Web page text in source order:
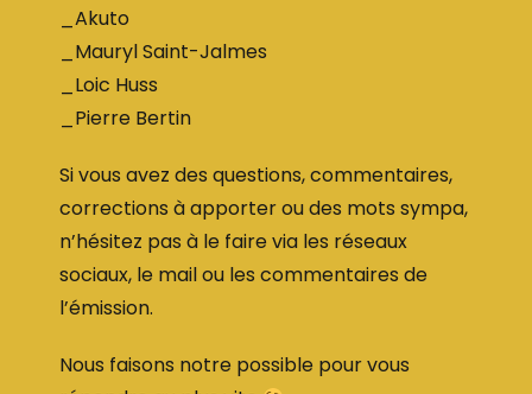
_Akuto
_Mauryl Saint-Jalmes
_Loic Huss
_Pierre Bertin
Si vous avez des questions, commentaires,
corrections à apporter ou des mots sympa,
n’hésitez pas à le faire via les réseaux
sociaux, le mail ou les commentaires de
l’émission.
Nous faisons notre possible pour vous